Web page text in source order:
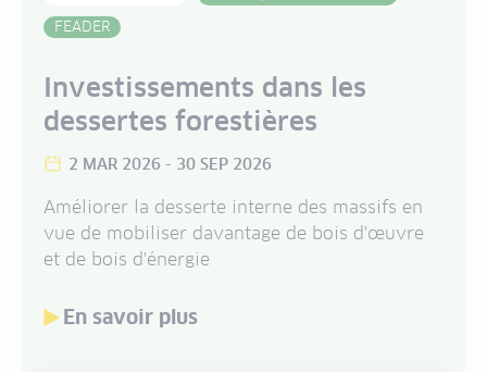
FEADER
Investissements dans les
dessertes forestières
2 MAR 2026 - 30 SEP 2026
Améliorer la desserte interne des massifs en
vue de mobiliser davantage de bois d'œuvre
et de bois d'énergie
En savoir plus